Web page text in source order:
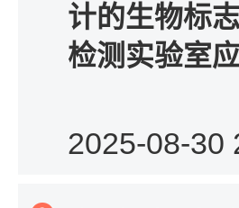
计的生物标
检测实验室
2025-08-30